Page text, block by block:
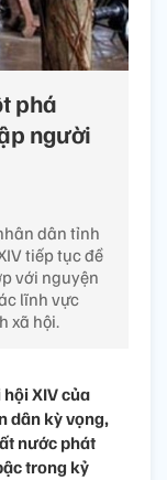
phá
người
dân tỉnh
tiếp tục đề
với nguyện
lĩnh vực
xã hội.
XIV của
dân kỳ vọng,
nước phát
trong kỷ